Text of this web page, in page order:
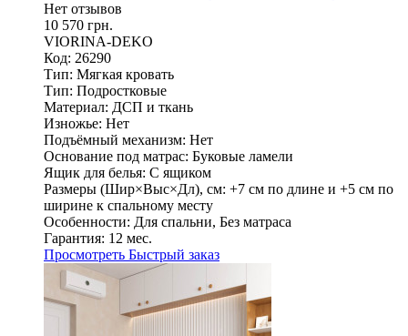
Нет отзывов
10 570 грн.
VIORINA-DEKO
Код: 26290
Тип: Мягкая кровать
Тип: Подростковые
Материал: ДСП и ткань
Изножье: Нет
Подъёмный механизм: Нет
Основание под матрас: Буковые ламели
Ящик для белья: С ящиком
Размеры (Шир×Выс×Дл), см: +7 см по длине и +5 см по
ширине к спальному месту
Особенности: Для спальни, Без матраса
Гарантия: 12 мес.
Просмотреть Быстрый заказ